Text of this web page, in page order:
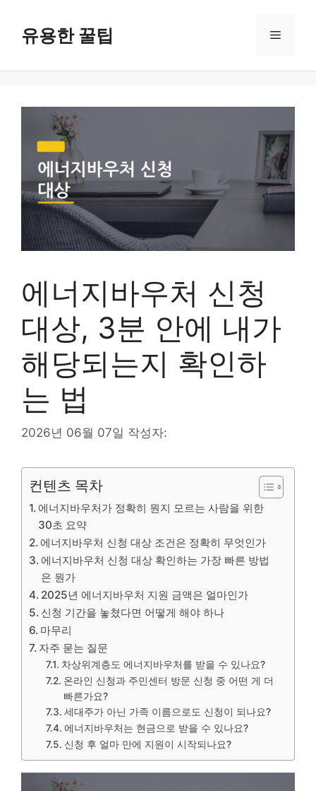
유용한 꿀팁 메
에너지바우처 신청
대상, 3분 안에 내가
해당되는지 확인하
는 법
2026년 06월 07일 작성자:
컨텐츠 목차
에너지바우처가 정확히 뭔지 모르는 사람을 위한
30초 요약
에너지바우처 신청 대상 조건은 정확히 무엇인가
에너지바우처 신청 대상 확인하는 가장 빠른 방법
은 뭔가
2025년 에너지바우처 지원 금액은 얼마인가
신청 기간을 놓쳤다면 어떻게 해야 하나
마무리
자주 묻는 질문
차상위계층도 에너지바우처를 받을 수 있나요?
온라인 신청과 주민센터 방문 신청 중 어떤 게 더
빠른가요?
세대주가 아닌 가족 이름으로도 신청이 되나요?
에너지바우처는 현금으로 받을 수 있나요?
신청 후 얼마 만에 지원이 시작되나요?